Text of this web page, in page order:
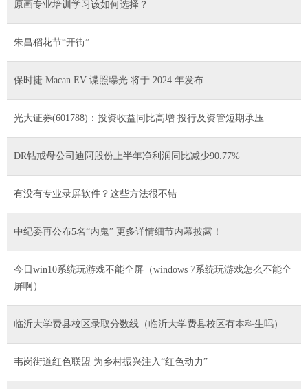
原画专业培训学习该如何选择？
朱昌稻花节“开街”
保时捷 Macan EV 谍照曝光 将于 2024 年发布
光大证券(601788)：投资收益同比高增 投行及资管短期承压
DR钻戒母公司迪阿股份上半年净利润同比减少90.77%
有没有专业录屏软件？这些方法很不错
中纪委再公布5名“内鬼” 更多详情细节内幕披露！
今日win10系统玩游戏不能全屏（windows 7系统玩游戏怎么不能全
屏啊）
临沂大学费县校区录取分数线（临沂大学费县校区有本科生吗）
韦岗街道红色联盟 为乡村振兴注入“红色动力”